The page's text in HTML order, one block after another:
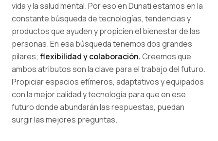
vida y la salud mental. Por eso en Dunati estamos en la
constante búsqueda de tecnologías, tendencias y
productos que ayuden y propicien el bienestar de las
personas. En esa búsqueda tenemos dos grandes
pilares; flexibilidad y colaboración.Creemos que
ambos atributos son la clave para el trabajo del futuro.
Propiciar espacios efímeros, adaptativos y equipados
con la mejor calidad y tecnología para que en ese
futuro donde abundarán las respuestas, puedan
surgir las mejores preguntas.